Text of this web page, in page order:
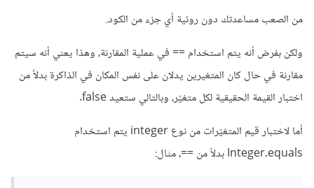
من الصعب مساعدتك دون روئية أي جزء من الكود.
ولكن بفرض أنه يتم استخدام == في عملية المقارنة، وهذا يعني أنه سيتم
مقارنة في حال كان المتغيرين يدلان على نفس المكان في الذاكرة بدلاً من
اختبار القيمة الحقيقية لكل متغيّر، وبالتالي ستعيد false.
أما لاختبار قيم المتغيّرات من نوع integer يتم استخدام
Integer.equals بدلاً من ==، مثال: